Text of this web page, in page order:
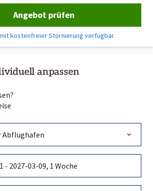
anpassen
Angebot prüfen
kostenfreier Stornierung verfügbar.